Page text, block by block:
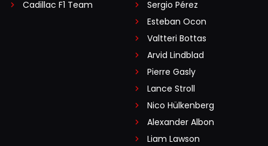
Cadillac F1 Team
Sergio Pérez
Esteban Ocon
Valtteri Bottas
Arvid Lindblad
Pierre Gasly
Lance Stroll
Nico Hülkenberg
Alexander Albon
Liam Lawson